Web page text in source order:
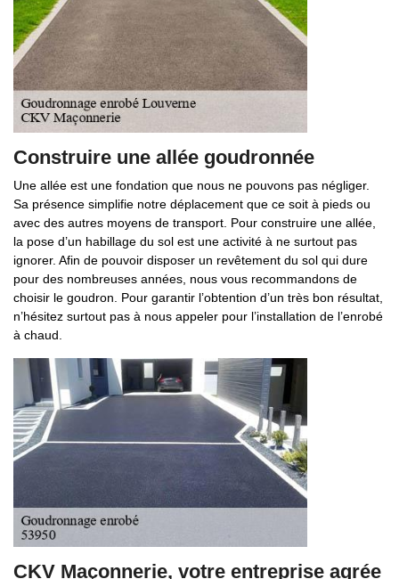
Construire une allée goudronnée
Une allée est une fondation que nous ne pouvons pas négliger.
Sa présence simplifie notre déplacement que ce soit à pieds ou
avec des autres moyens de transport. Pour construire une allée,
la pose d’un habillage du sol est une activité à ne surtout pas
ignorer. Afin de pouvoir disposer un revêtement du sol qui dure
pour des nombreuses années, nous vous recommandons de
choisir le goudron. Pour garantir l’obtention d’un très bon résultat,
n’hésitez surtout pas à nous appeler pour l’installation de l’enrobé
à chaud.
CKV Maçonnerie, votre entreprise agrée